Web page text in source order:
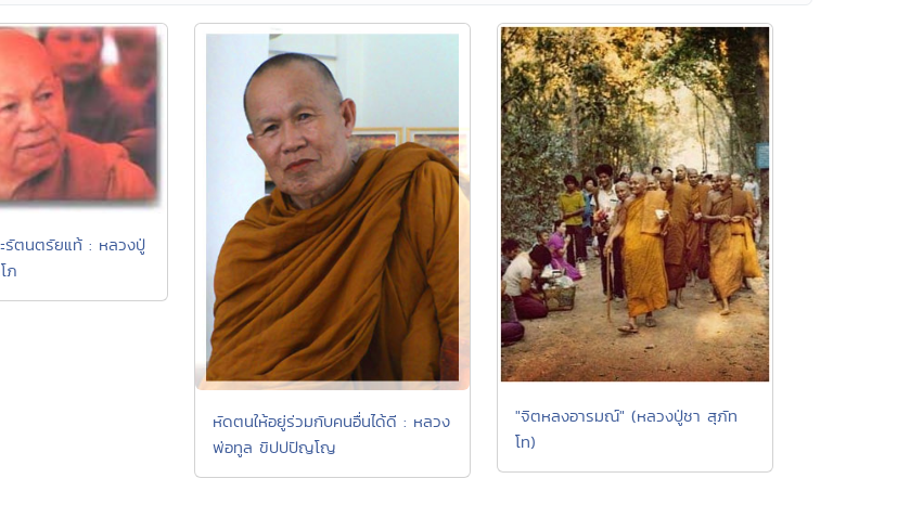
รัตนตรัยแท้ : หลวงปู่
ภ
หัดตนให้อยู่ร่วมกับคนอื่นได้ดี : หลวง
พ่อทูล ขิปปปัญโญ
"จิตหลงอารมณ์" (หลวงปู่ชา สุภัท
โท)